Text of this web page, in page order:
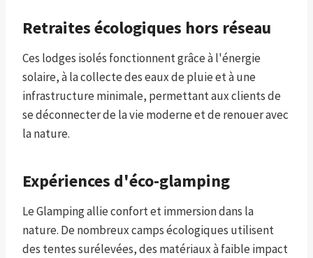
Retraites écologiques hors réseau
Ces lodges isolés fonctionnent grâce à l'énergie
solaire, à la collecte des eaux de pluie et à une
infrastructure minimale, permettant aux clients de
se déconnecter de la vie moderne et de renouer avec
la nature.
Expériences d'éco-glamping
Le Glamping allie confort et immersion dans la
nature. De nombreux camps écologiques utilisent
des tentes surélevées, des matériaux à faible impact